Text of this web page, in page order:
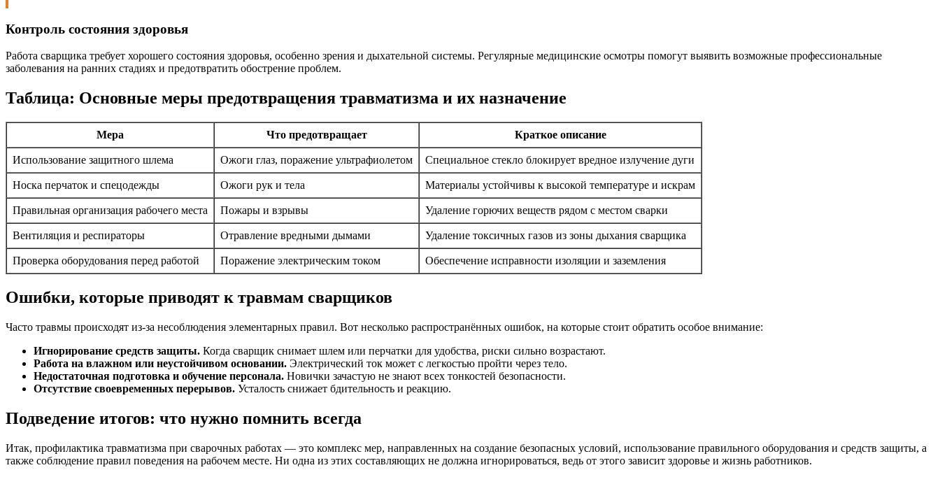
Контроль состояния здоровья
Работа сварщика требует хорошего состояния здоровья, особенно зрения и дыхательной системы. Регулярные медицинские осмотры помогут выявить возможные профессиональные
заболевания на ранних стадиях и предотвратить обострение проблем.
Таблица: Основные меры предотвращения травматизма и их назначение
Мера Что предотвращает Краткое описание
Использование защитного шлема Ожоги глаз, поражение ультрафиолетом Специальное стекло блокирует вредное излучение дуги
Носка перчаток и спецодежды Ожоги рук и тела Материалы устойчивы к высокой температуре и искрам
Правильная организация рабочего места Пожары и взрывы Удаление горючих веществ рядом с местом сварки
Вентиляция и респираторы Отравление вредными дымами Удаление токсичных газов из зоны дыхания сварщика
Проверка оборудования перед работой Поражение электрическим током Обеспечение исправности изоляции и заземления
Ошибки, которые приводят к травмам сварщиков
Часто травмы происходят из-за несоблюдения элементарных правил. Вот несколько распространённых ошибок, на которые стоит обратить особое внимание:
Игнорирование средств защиты. Когда сварщик снимает шлем или перчатки для удобства, риски сильно возрастают.
Работа на влажном или неустойчивом основании. Электрический ток может с легкостью пройти через тело.
Недостаточная подготовка и обучение персонала. Новички зачастую не знают всех тонкостей безопасности.
Отсутствие своевременных перерывов. Усталость снижает бдительность и реакцию.
Подведение итогов: что нужно помнить всегда
Итак, профилактика травматизма при сварочных работах — это комплекс мер, направленных на создание безопасных условий, использование правильного оборудования и средств защиты, а
также соблюдение правил поведения на рабочем месте. Ни одна из этих составляющих не должна игнорироваться, ведь от этого зависит здоровье и жизнь работников.